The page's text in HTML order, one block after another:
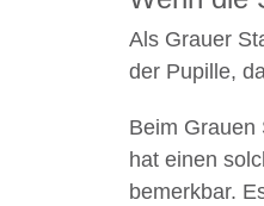
Als Grauer
der Pupille,
Beim Grauen
hat einen
bemerkbar.